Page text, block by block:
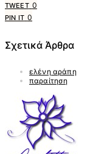
TWEET 0
PIN IT 0
Σχετικά Άρθρα
ελένη αράπη
παραίτηση